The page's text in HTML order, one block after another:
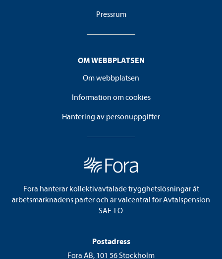
Pressrum
OM WEBBPLATSEN
Om webbplatsen
Information om cookies
Hantering av personuppgifter
Fora hanterar kollektivavtalade trygghetslösningar åt
arbetsmarknadens parter och är valcentral för Avtalspension
SAF-LO.
Postadress
Fora AB, 101 56 Stockholm